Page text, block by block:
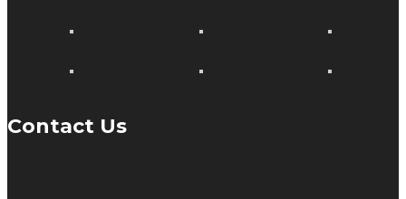
Contact Us